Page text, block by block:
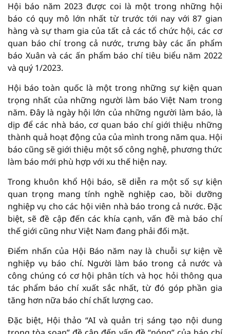
Hội báo năm 2023 được coi là một trong những hội
báo có quy mô lớn nhất từ trước tới nay với 87 gian
hàng và sự tham gia của tất cả các tổ chức hội, các cơ
quan báo chí trong cả nước, trưng bày các ấn phẩm
báo Xuân và các ấn phẩm báo chí tiêu biểu năm 2022
và quý 1/2023.
Hội báo toàn quốc là một trong những sự kiện quan
trọng nhất của những người làm báo Việt Nam trong
năm. Đây là ngày hội lớn của những người làm báo, là
dịp để các nhà báo, cơ quan báo chí giới thiệu những
thành quả hoạt động của của mình trong năm qua. Hội
báo cũng sẽ giới thiệu một số công nghệ, phương thức
làm báo mới phù hợp với xu thế hiện nay.
Trong khuôn khổ Hội báo, sẽ diễn ra một số sự kiện
quan trọng mang tính nghề nghiệp cao, bồi dưỡng
nghiệp vụ cho các hội viên nhà báo trong cả nước. Đặc
biệt, sẽ đề cập đến các khía cạnh, vấn đề mà báo chí
thế giới cũng như Việt Nam đang phải đối mặt.
Điểm nhấn của Hội Báo năm nay là chuỗi sự kiện về
nghiệp vụ báo chí. Người làm báo trong cả nước và
công chúng có cơ hội phân tích và học hỏi thông qua
tác phẩm báo chí xuất sắc nhất, từ đó góp phần gia
tăng hơn nữa báo chí chất lượng cao.
Đặc biệt, Hội thảo “AI và quản trị sáng tạo nội dung